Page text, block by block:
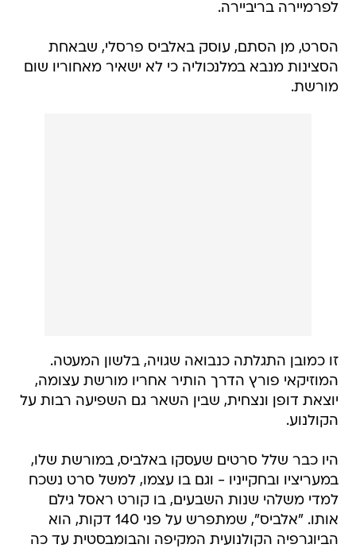
לפרמיירה בריביירה.
הסרט, מן הסתם, עוסק באלביס פרסלי, שבאחת
הסצינות מנבא במלנכוליה כי לא ישאיר מאחוריו שום
מורשת.
זו כמובן התגלתה כנבואה שגויה, בלשון המעטה.
המוזיקאי פורץ הדרך הותיר אחריו מורשת עצומה,
יוצאת דופן ונצחית, שבין השאר גם השפיעה רבות על
הקולנוע.
היו כבר שלל סרטים שעסקו באלביס, במורשת שלו,
במעריציו ובחקייניו - וגם בו עצמו, למשל סרט נשכח
למדי משלהי שנות השבעים, בו קורט ראסל גילם
אותו. "אלביס", שמתפרש על פני 140 דקות, הוא
הביוגרפיה הקולנועית המקיפה והבומבסטית עד כה